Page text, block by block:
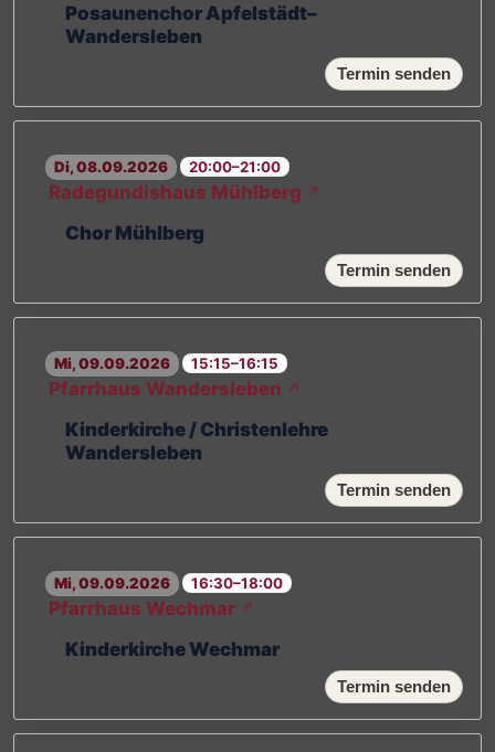
Posaunenchor Apfelstädt–
Wandersleben
Termin senden
Di, 08.09.2026 20:00–21:00
Radegundishaus Mühlberg ↗
Chor Mühlberg
Termin senden
Mi, 09.09.2026 15:15–16:15
Pfarrhaus Wandersleben ↗
Kinderkirche / Christenlehre
Wandersleben
Termin senden
Mi, 09.09.2026 16:30–18:00
Pfarrhaus Wechmar ↗
Kinderkirche Wechmar
Termin senden